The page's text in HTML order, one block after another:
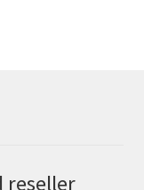
reseller